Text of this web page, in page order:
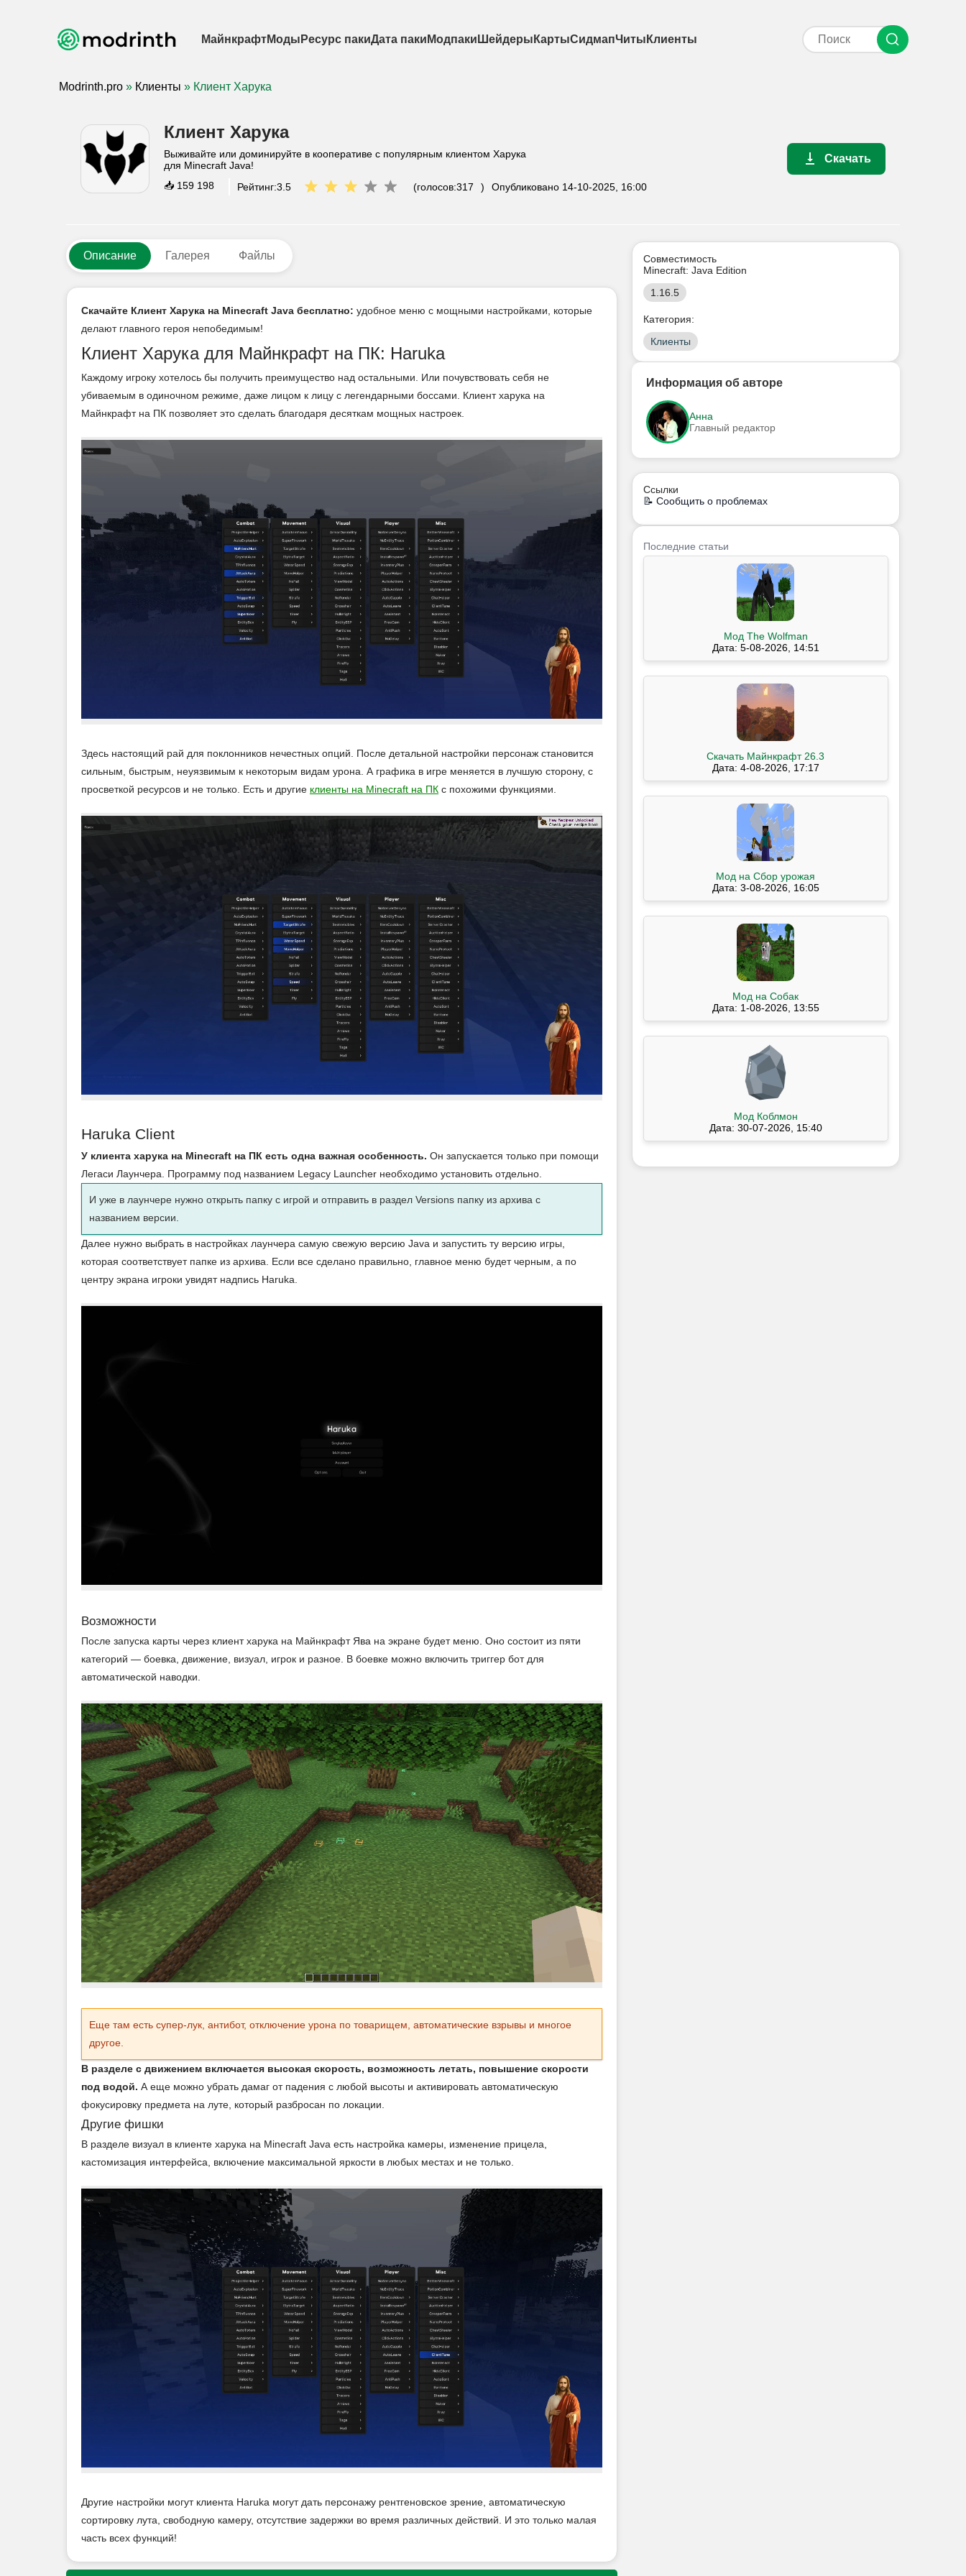
МайнкрафтМоды Ресурс пакиДата паки Модпаки Шейдеры КартыСидмапЧиты Клиенты
Modrinth.pro » Клиенты » Клиент Харука
Клиент Харука
Выживайте или доминируйте в кооперативе с популярным клиентом Харука
для Minecraft Java!
📥 159 198 Рейтинг:3.5 (голосов:317 ) Опубликовано 14-10-2025, 16:00
Скачать
Описание Галерея Файлы
Скачайте Клиент Харука на Minecraft Java бесплатно: удобное меню с мощными настройками, которые
делают главного героя непобедимым!
Клиент Харука для Майнкрафт на ПК: Haruka
Каждому игроку хотелось бы получить преимущество над остальными. Или почувствовать себя не
убиваемым в одиночном режиме, даже лицом к лицу с легендарными боссами. Клиент харука на
Майнкрафт на ПК позволяет это сделать благодаря десяткам мощных настроек.
Здесь настоящий рай для поклонников нечестных опций. После детальной настройки персонаж становится
сильным, быстрым, неуязвимым к некоторым видам урона. А графика в игре меняется в лучшую сторону, с
просветкой ресурсов и не только. Есть и другие клиенты на Minecraft на ПК с похожими функциями.
Haruka Client
У клиента харука на Minecraft на ПК есть одна важная особенность. Он запускается только при помощи
Легаси Лаунчера. Программу под названием Legacy Launcher необходимо установить отдельно.
И уже в лаунчере нужно открыть папку с игрой и отправить в раздел Versions папку из архива с
названием версии.
Далее нужно выбрать в настройках лаунчера самую свежую версию Java и запустить ту версию игры,
которая соответствует папке из архива. Если все сделано правильно, главное меню будет черным, а по
центру экрана игроки увидят надпись Haruka.
Возможности
После запуска карты через клиент харука на Майнкрафт Ява на экране будет меню. Оно состоит из пяти
категорий — боевка, движение, визуал, игрок и разное. В боевке можно включить триггер бот для
автоматической наводки.
Еще там есть супер-лук, антибот, отключение урона по товарищем, автоматические взрывы и многое
другое.
В разделе с движением включается высокая скорость, возможность летать, повышение скорости
под водой. А еще можно убрать дамаг от падения с любой высоты и активировать автоматическую
фокусировку предмета на луте, который разбросан по локации.
Другие фишки
В разделе визуал в клиенте харука на Minecraft Java есть настройка камеры, изменение прицела,
кастомизация интерфейса, включение максимальной яркости в любых местах и не только.
Другие настройки могут клиента Haruka могут дать персонажу рентгеновское зрение, автоматическую
сортировку лута, свободную камеру, отсутствие задержки во время различных действий. И это только малая
часть всех функций!
Совместимость
Minecraft: Java Edition
1.16.5
Категория:
Клиенты
Информация об авторе
Анна
Главный редактор
Ссылки
📝 Сообщить о проблемах
Последние статьи
Мод The Wolfman
Дата: 5-08-2026, 14:51
Скачать Майнкрафт 26.3
Дата: 4-08-2026, 17:17
Мод на Сбор урожая
Дата: 3-08-2026, 16:05
Мод на Собак
Дата: 1-08-2026, 13:55
Мод Коблмон
Дата: 30-07-2026, 15:40